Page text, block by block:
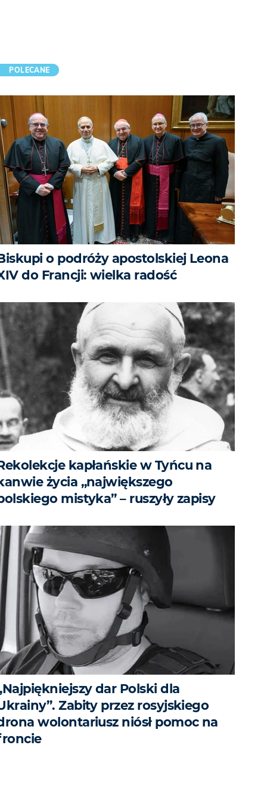
POLECANE
o podróży apostolskiej Leona
do Francji: wielka radość
kapłańskie w Tyńcu na
życia „największego
mistyka” – ruszyły zapisy
dar Polski dla
Zabity przez rosyjskiego
wolontariusz niósł pomoc na